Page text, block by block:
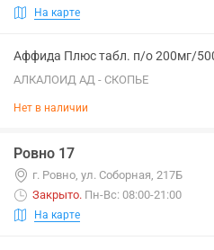
На карте
Аффида Плюс табл. п/о 200мг/
АЛКАЛОИД АД - СКОПЬЕ
Нет в наличии
Ровно 17
г. Ровно, ул. Соборная, 217Б
Закрыто. Пн-Вс: 08:00-21:00
На карте